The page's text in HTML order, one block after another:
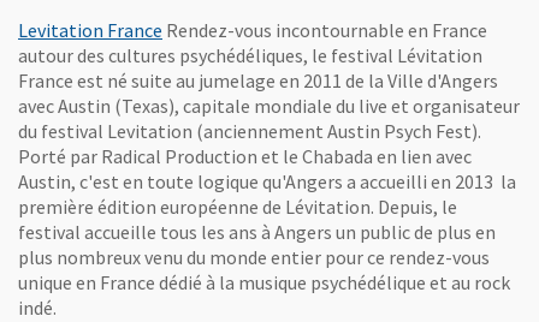
Levitation France , Ouvre une nouvelle fenêtre
Rendez-vous incontournable en France
autour des cultures psychédéliques, le festival Lévitation
France est né suite au jumelage en 2011 de la Ville d'Angers
avec Austin (Texas), capitale mondiale du live et organisateur
du festival Levitation (anciennement Austin Psych Fest).
Porté par Radical Production et le Chabada en lien avec
Austin, c'est en toute logique qu'Angers a accueilli en 2013 la
première édition européenne de Lévitation. Depuis, le
festival accueille tous les ans à Angers un public de plus en
plus nombreux venu du monde entier pour ce rendez-vous
unique en France dédié à la musique psychédélique et au rock
indé.